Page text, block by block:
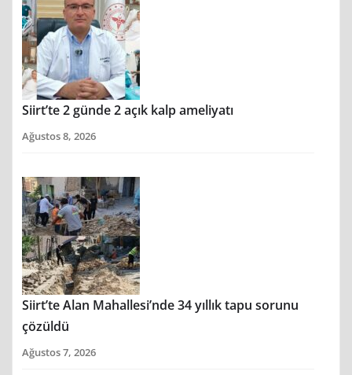
Siirt’te 2 günde 2 açık kalp ameliyatı
Ağustos 8, 2026
Siirt’te Alan Mahallesi’nde 34 yıllık tapu sorunu
çözüldü
Ağustos 7, 2026